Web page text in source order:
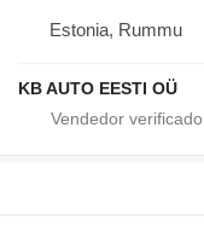
Estonia, Rummu
KB AUTO EESTI OÜ